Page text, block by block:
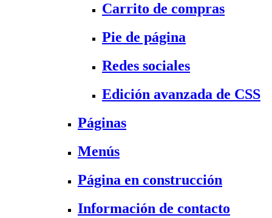
Carrito de compras
Pie de página
Redes sociales
Edición avanzada de CSS
Páginas
Menús
Página en construcción
Información de contacto